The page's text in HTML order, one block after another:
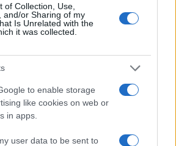
of Collection, Use,
and/or Sharing of my
Is Unrelated with the
it was collected.
to enable storage
like cookies on web or
in apps.
user data to be sent to
conquista Palau: grande
per il suo racconto
finti clienti svuotano le suite: furto da